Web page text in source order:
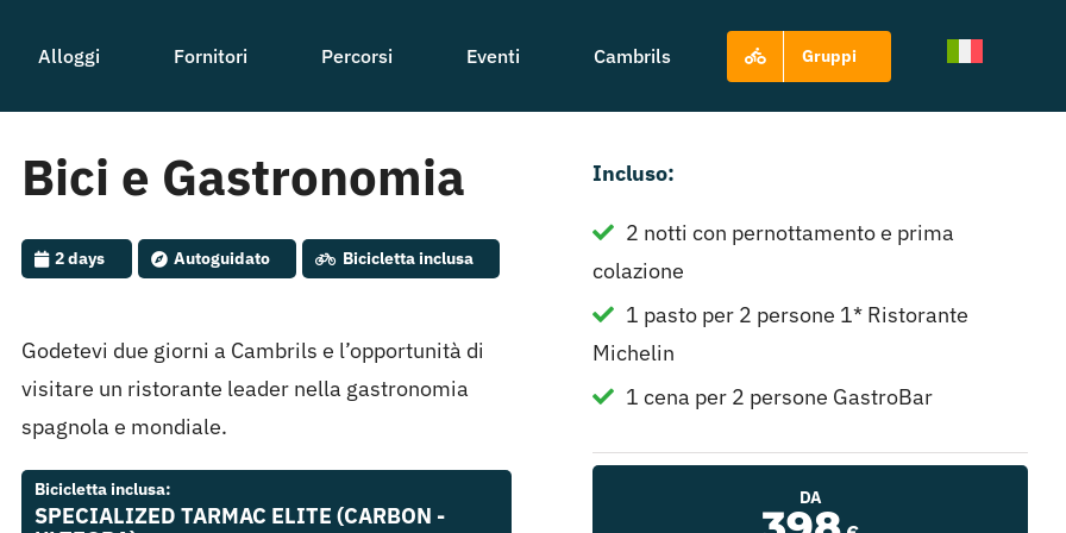
Alloggi Fornitori Percorsi Eventi Cambrils Gruppi
Bici e Gastronomia
2 days Autoguidato Bicicletta inclusa
Godetevi due giorni a Cambrils e l’opportunità di
visitare un ristorante leader nella gastronomia
spagnola e mondiale.
Bicicletta inclusa:
SPECIALIZED TARMAC ELITE (CARBON -
Incluso:
2 notti con pernottamento e prima
colazione
1 pasto per 2 persone 1* Ristorante
Michelin
1 cena per 2 persone GastroBar
DA